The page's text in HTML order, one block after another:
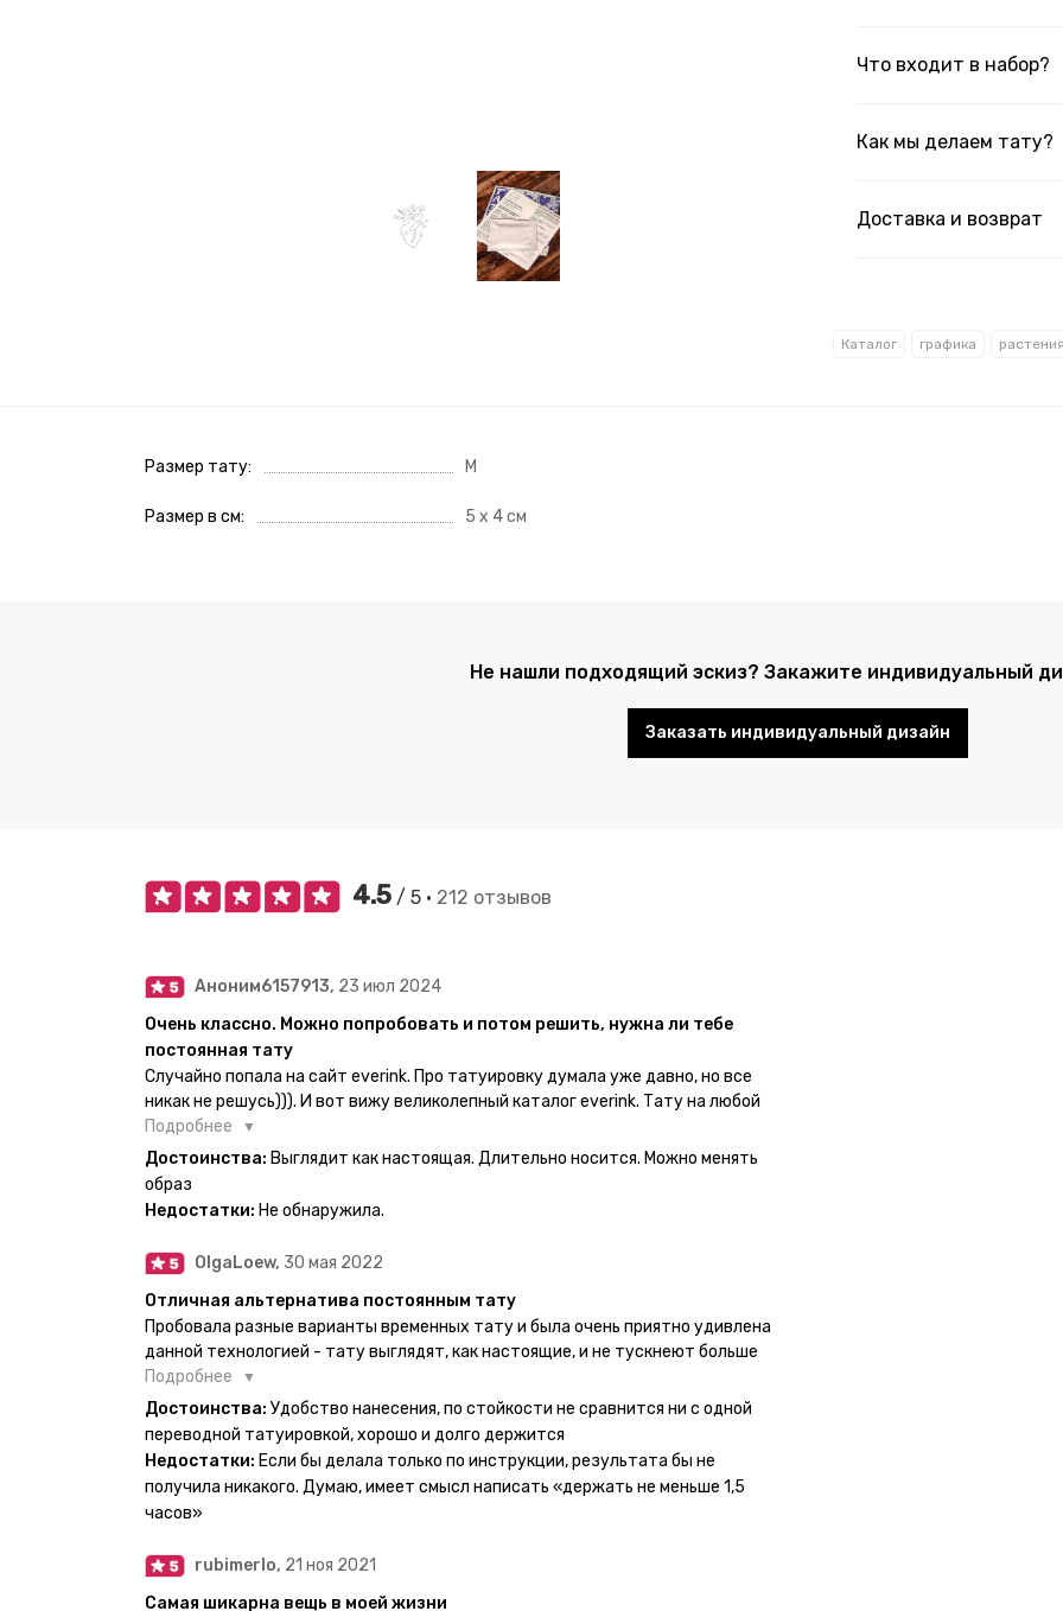
Что входит в набор?
Как мы делаем тату?
Доставка и возврат
Каталог графика
Размер тату M
Размер в см 5 х 4 см
Не нашли подходящий эскиз? Закажите индивидуальный
Заказать индивидуальный дизайн
4.5 / 5 • 212 отзывов
Аноним6157913, 23 июл 2024
Очень классно. Можно попробовать и потом решить, нужна ли тебе
постоянная тату
Случайно попала на сайт everink. Про татуировку думала уже давно, но все
никак не решусь))). И вот вижу великолепный каталог everink. Тату на любой
вкус. Заказала и не пожалела. Супер. Выглядит как настоящая. Посмотрю как
булет ы носке. Обязательно закажу ещё.
Подробнее
Достоинства: Выглядит как настоящая. Длительно носится. Можно менять
образ
Недостатки: Не обнаружила.
OlgaLoew, 30 мая 2022
Отличная альтернатива постоянным тату
Пробовала разные варианты временных тату и была очень приятно удивлена
данной технологией - тату выглядят, как настоящие, и не тускнеют больше
недели даже несмотря на контакты с водой! На сайте очень большой выбор по
тематике и размерам, быстрая доставка. Заказывала сразу несколько штук -
осталась очень довольна. При появлении очередного рисунка у меня на руке
друзья до сих пор каждый раз уточняют, временная ли тату или я всё-таки
решила себе что-то набить :) Т. к. если следовать инструкции, то её
действительно не отличить от настоящей. Главное, не стараться перевести
вследствие чего могут плохо отпечататься какие-то части рисунка. Но это,
скажем так, риски, которые вы берёте на себя сами ;)
Подробнее
Достоинства: Удобство нанесения, по стойкости не сравнится ни с одной
переводной татуировкой, хорошо и долго держится
Недостатки: Если бы делала только по инструкции, результата бы не
получила никакого. Думаю, имеет смысл написать «держать не меньше 1,5
часов»
rubimerlo, 21 ноя 2021
Самая шикарна вещь в моей жизни